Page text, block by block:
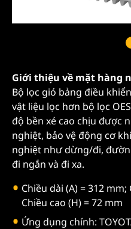
Giới thiệu về mặt hàng
Bộ lọc gió bảng điều
vật liệu lọc hơn bộ lọc
độ bền xé cao chịu được
nghiệt, bảo vệ động cơ
nghiệt như dừng/đi,
đi ngắn và đi xa.
Chiều dài (A) = 312
Chiều cao (H) = 72 mm
Ứng dụng chính: